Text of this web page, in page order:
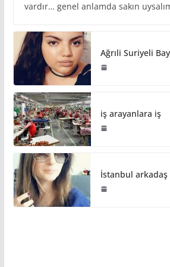
vardır… genel anlamda sakın
Ağrıli Suriyeli
iş arayanlara iş
İstanbul arkadaş